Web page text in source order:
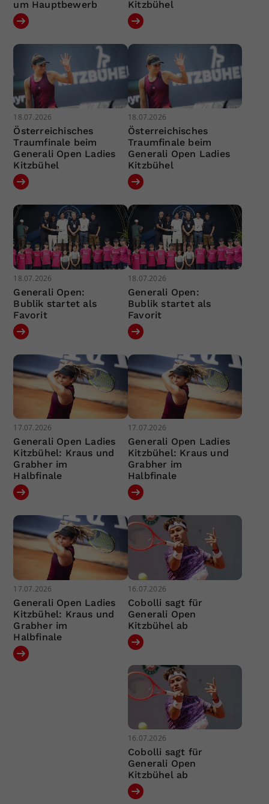
um Hauptbewerb Kitzbühel
18.07.2026
Österreichisches
Traumfinale beim
Generali Open Ladies
Kitzbühel
18.07.2026
Österreichisches
Traumfinale beim
Generali Open Ladies
Kitzbühel
18.07.2026
Generali Open:
Bublik startet als
Favorit
18.07.2026
Generali Open:
Bublik startet als
Favorit
17.07.2026
Generali Open Ladies
Kitzbühel: Kraus und
Grabher im
Halbfinale
17.07.2026
Generali Open Ladies
Kitzbühel: Kraus und
Grabher im
Halbfinale
17.07.2026
Generali Open Ladies
Kitzbühel: Kraus und
Grabher im
Halbfinale
16.07.2026
Cobolli sagt für
Generali Open
Kitzbühel ab
16.07.2026
Cobolli sagt für
Generali Open
Kitzbühel ab